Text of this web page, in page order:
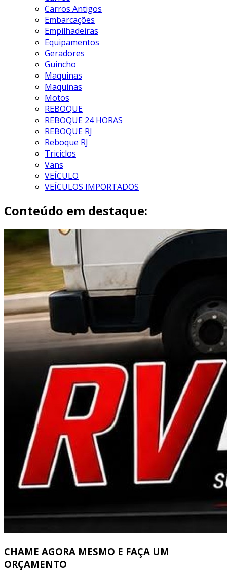
Carros Antigos
Embarcações
Empilhadeiras
Equipamentos
Geradores
Guincho
Maquinas
Maquinas
Motos
REBOQUE
REBOQUE 24 HORAS
REBOQUE RJ
Reboque RJ
Triciclos
Vans
VEÍCULO
VEÍCULOS IMPORTADOS
Conteúdo em destaque:
CHAME AGORA MESMO E FAÇA UM
ORÇAMENTO